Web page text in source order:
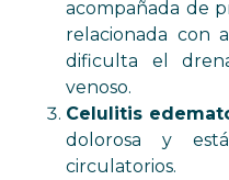
acompañada de
relacionada con
dificulta el
venoso.
Celulitis
dolorosa y
circulatorios.